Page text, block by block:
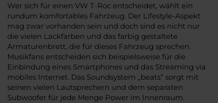
Wer sich für einen VW T-Roc entscheidet, wählt ein
rundum komfortables Fahrzeug. Der Lifestyle-Aspekt
mag zwar vorhanden sein und doch sind es nicht nur
die vielen Lackfarben und das farbig gestaltete
Armaturenbrett, die für dieses Fahrzeug sprechen.
Musikfans entscheiden sich beispielsweise für die
Einbindung eines Smartphones und das Streaming via
mobiles Internet. Das Soundsystem „beats“ sorgt mit
seinen vielen Lautsprechern und dem separaten
Subwoofer für jede Menge Power im Innenraum.